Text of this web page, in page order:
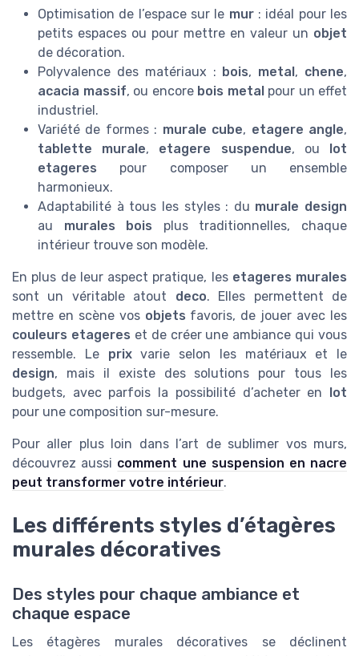
Optimisation de l’espace sur le mur: idéal pour les
petits espaces ou pour mettre en valeur un objet
de décoration.
Polyvalence des matériaux : bois, metal, chene,
acacia massif, ou encore bois metalpour un effet
industriel.
Variété de formes : murale cube, etagere angle,
tablette murale, etagere suspendue, ou lot
etageres pour composer un ensemble
harmonieux.
Adaptabilité à tous les styles : du murale design
au murales bois plus traditionnelles, chaque
intérieur trouve son modèle.
En plus de leur aspect pratique, les etageres murales
sont un véritable atout deco. Elles permettent de
mettre en scène vos objets favoris, de jouer avec les
couleurs etageres et de créer une ambiance qui vous
ressemble. Le prixvarie selon les matériaux et le
design, mais il existe des solutions pour tous les
budgets, avec parfois la possibilité d’acheter en lot
pour une composition sur-mesure.
Pour aller plus loin dans l’art de sublimer vos murs,
découvrez aussi comment une suspension en nacre
peut transformer votre intérieur.
Les différents styles d’étagères
murales décoratives
Des styles pour chaque ambiance et
chaque espace
Les étagères murales décoratives se déclinent